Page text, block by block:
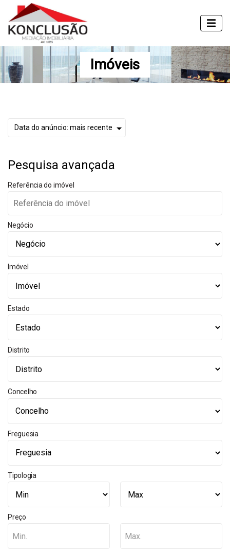
Imóveis
Pesquisa avançada
Referência do imóvel
Negócio
Imóvel
Estado
Distrito
Concelho
Freguesia
Tipologia
Preço
Min. Max.